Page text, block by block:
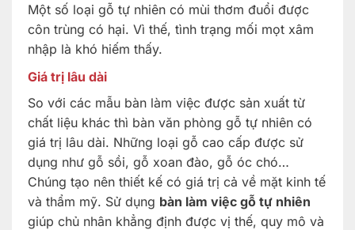
Một số loại gỗ tự nhiên có mùi thơm đuổi được
côn trùng có hại. Vì thế, tình trạng mối mọt xâm
nhập là khó hiếm thấy.
Giá trị lâu dài
So với các mẫu bàn làm việc được sản xuất từ
chất liệu khác thì bàn văn phòng gỗ tự nhiên có
giá trị lâu dài. Những loại gỗ cao cấp được sử
dụng như gỗ sồi, gỗ xoan đào, gỗ óc chó…
Chúng tạo nên thiết kế có giá trị cả về mặt kinh tế
và thẩm mỹ. Sử dụng bàn làm việc gỗ tự nhiên
giúp chủ nhân khẳng định được vị thế, quy mô và